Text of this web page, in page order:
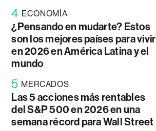
4 ECONOMÍA
¿Pensando en mudarte? Estos
son los mejores países para vivir
en 2026 en América Latina y el
mundo
5 MERCADOS
Las 5 acciones más rentables
del S&P 500 en 2026 en una
semana récord para Wall Street